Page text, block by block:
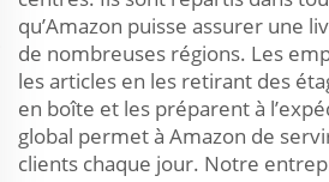
qu’Amazon puisse assurer une
de nombreuses régions. Les
les articles en les retirant des
en boîte et les préparent à
global permet à Amazon de
clients chaque jour. Notre